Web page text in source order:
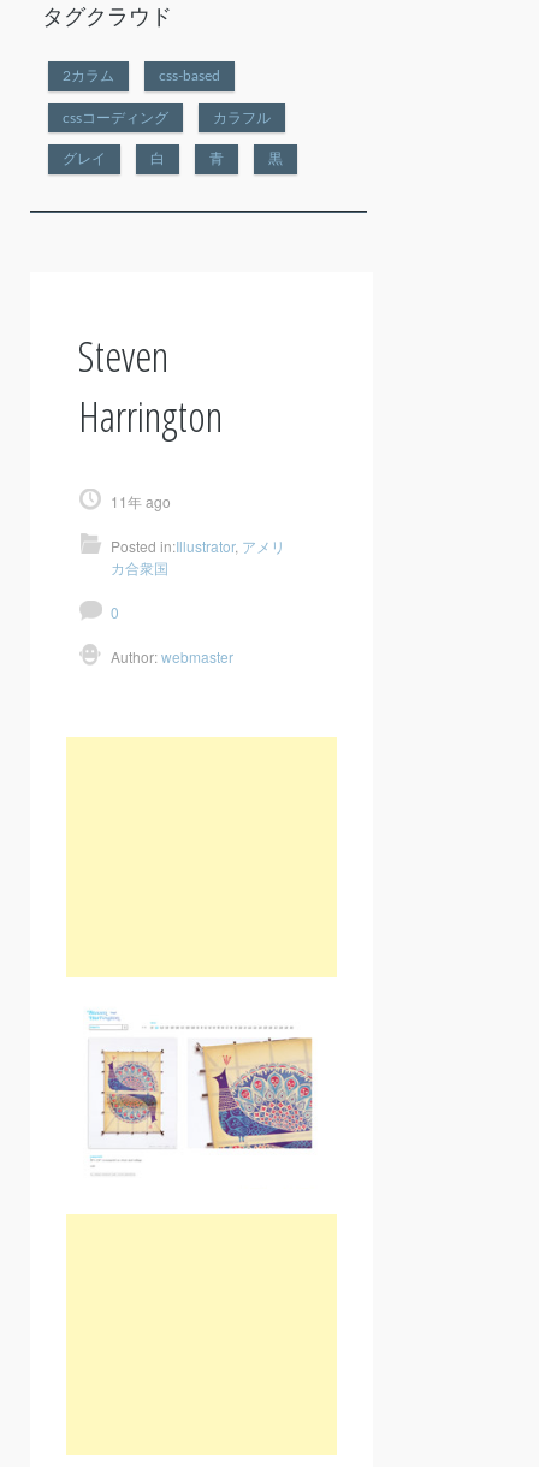
タグクラウド
2カラム css-based
cssコーディング カラフル
グレイ 白 青 黒
Steven
Harrington
11年 ago
Posted in:Illustrator, アメリ
カ合衆国
0
Author:webmaster